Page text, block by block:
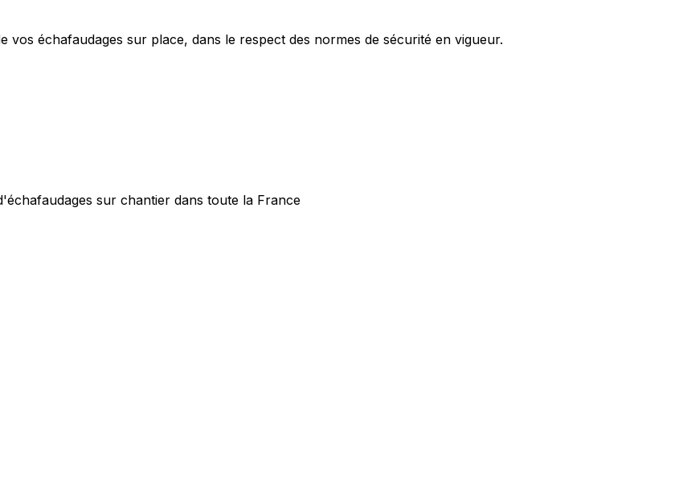
vos échafaudages sur place, dans le respect des normes de sécurité en vigueur.
sur chantier dans toute la France